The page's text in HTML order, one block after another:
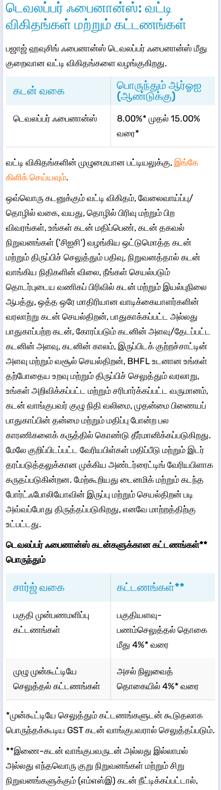
டெவலப்பர் ஃபைனான்ஸ்: வட்டி
விகிதங்கள் மற்றும் கட்டணங்கள்
பஜாஜ் ஹவுசிங் ஃபைனான்ஸ் டெவலப்பர் ஃபைனான்ஸ் மீது
குறைவான வட்டி விகிதங்களை வழங்குகிறது.
கடன் வகை
பொருந்தும் ஆர்ஓஐ
(ஆண்டுக்கு)
டெவலப்பர் ஃபைனான்ஸ்
8.00%* முதல் 15.00%
வரை*
வட்டி விகிதங்களின் முழுமையான பட்டியலுக்கு,இங்கே
கிளிக் செய்யவும்.
ஒவ்வொரு கடனுக்கும் வட்டி விகிதம், வேலைவாய்ப்பு/
தொழில் வகை, வயது, தொழில் பிரிவு மற்றும் பிற
விவரங்கள், உங்கள் கடன் மதிப்பெண், கடன் தகவல்
நிறுவனங்கள் ('சிஐசி') வழங்கிய ஒட்டுமொத்த கடன்
மற்றும் திருப்பிச் செலுத்தும் பதிவு, நிறுவனத்தால் கடன்
வாங்கிய நிதிகளின் விலை, நீங்கள் செயல்படும்
தொடர்புடைய வணிகப் பிரிவில் கடன் மற்றும் இயல்புநிலை
ஆபத்து, ஒத்த ஒரே மாதிரியான வாடிக்கையாளர்களின்
வரலாற்று கடன் செயல்திறன், பாதுகாக்கப்பட்ட அல்லது
பாதுகாப்பற்ற கடன், கோரப்படும் கடனின் அளவு/தேடப்பட்ட
கடனின் அளவு, கடனின் காலம், இருப்பிடக் குற்றச்சாட்டின்
அளவு மற்றும் வசூல் செயல்திறன், BHFL உடனான உங்கள்
தற்போதைய உறவு மற்றும் திருப்பிச் செலுத்தும் வரலாறு,
உங்கள் அறிவிக்கப்பட்ட மற்றும் சரிபார்க்கப்பட்ட வருமானம்,
கடன் வாங்குபவர் குழு நிதி வலிமை, முதன்மை பிணையப்
பாதுகாப்பின் தன்மை மற்றும் மதிப்பு போன்ற பல
காரணிகளைக் கருத்தில் கொண்டு தீர்மானிக்கப்படுகிறது.
மேலே குறிப்பிடப்பட்ட வேரியபிள்கள் மதிப்பீடு மற்றும் இடர்
தரப்படுத்தலுக்கான முக்கிய அண்டர்ரைட்டிங் வேரியபிளாக
கருதப்படுகின்றன. மேற்கூறியது டைனமிக் மற்றும் கடந்த
போர்ட்ஃபோலியோவின் இருப்பு மற்றும் செயல்திறன் படி
அவ்வப்போது திருத்தப்படுகிறது, எனவே மாற்றத்திற்கு
உட்பட்டது.
டெவலப்பர் ஃபைனான்ஸ் கடன்களுக்கான கட்டணங்கள்**
பொருந்தும்
சார்ஜ் வகை கட்டணங்கள்**
பகுதி முன்பணமளிப்பு
கட்டணங்கள்
பகுதியளவு-
பணம்செலுத்தல் தொகை
மீது 4%* வரை
முழு முன்கூட்டியே
செலுத்தல் கட்டணங்கள்
அசல் நிலுவைத்
தொகையில் 4%* வரை
*முன்கூட்டியே செலுத்தும் கட்டணங்களுடன் கூடுதலாக
பொருந்தக்கூடிய GST கடன் வாங்குபவரால் செலுத்தப்படும்.
**இணை-கடன் வாங்குபவருடன் அல்லது இல்லாமல்
அல்லது எந்தவொரு குறு நிறுவனங்கள் மற்றும் சிறு
நிறுவனங்களுக்கும் (எம்எஸ்இ) கடன் நீட்டிக்கப்பட்டால்,